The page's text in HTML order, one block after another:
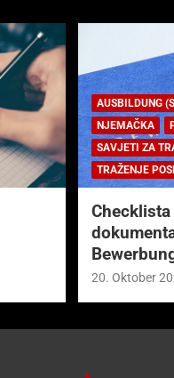
AUSBILDUNG
NJEMAČKA
SAVJETI ZA
TRAŽENJE
20. Oktober